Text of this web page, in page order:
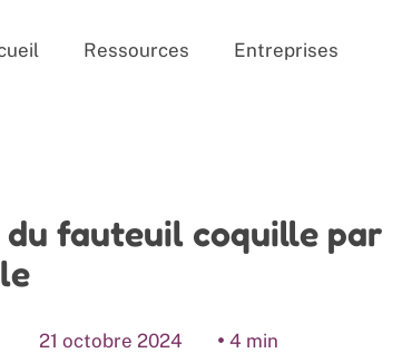
Ressources Entreprises
du fauteuil coquille par
21 octobre 2024 4 min